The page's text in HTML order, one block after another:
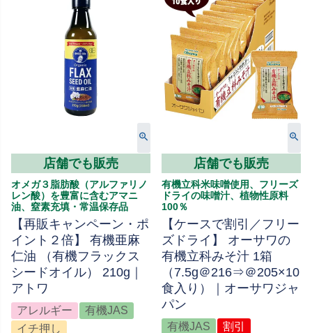
店舗でも販売
オメガ３脂肪酸（アルファリノ
レン酸）を豊富に含むアマニ
油、窒素充填・常温保存品
【再販キャンペーン・ポ
イント２倍】 有機亜麻
仁油 （有機フラックス
シードオイル） 210g｜
アトワ
アレルギー
有機JAS
イチ押し
店舗でも販売
有機立科米味噌使用、フリーズ
ドライの味噌汁、植物性原料
100％
【ケースで割引／フリー
ズドライ】 オーサワの
有機立科みそ汁 1箱
（7.5g＠216⇒＠205×10
食入り）｜オーサワジャ
パン
有機JAS 割引